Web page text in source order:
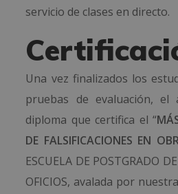
servicio de clases en directo.
Una vez finalizados los
pruebas de evaluación, el
diploma que certifica el “
DE FALSIFICACIONES EN
ESCUELA DE POSTGRADO
OFICIOS, avalada por